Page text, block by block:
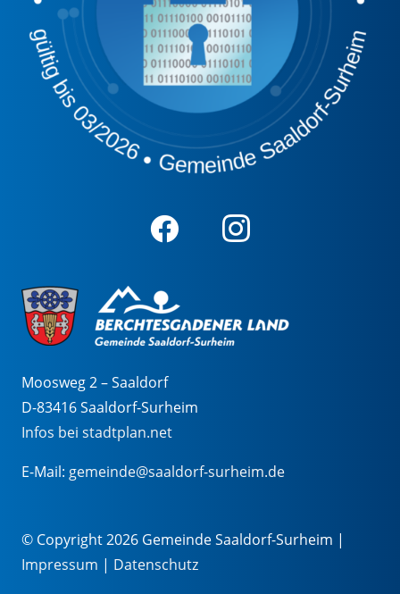
Moosweg 2 – Saaldorf
D-83416 Saaldorf-Surheim
Infos bei stadtplan.net
E-Mail: gemeinde@saaldorf-surheim.de
© Copyright 2026 Gemeinde Saaldorf-Surheim |
Impressum | Datenschutz